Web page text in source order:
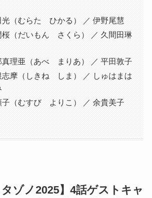
光（むらた ひかる） ／ 伊野尾慧
桜（だいもん さくら） ／ 久間田琳
真理亜（あべ まりあ） ／ 平田敦子
志摩（しきね しま） ／ しゅはまは
子（むすび よりこ） ／ 余貴美子
タゾノ2025】4話ゲストキャ